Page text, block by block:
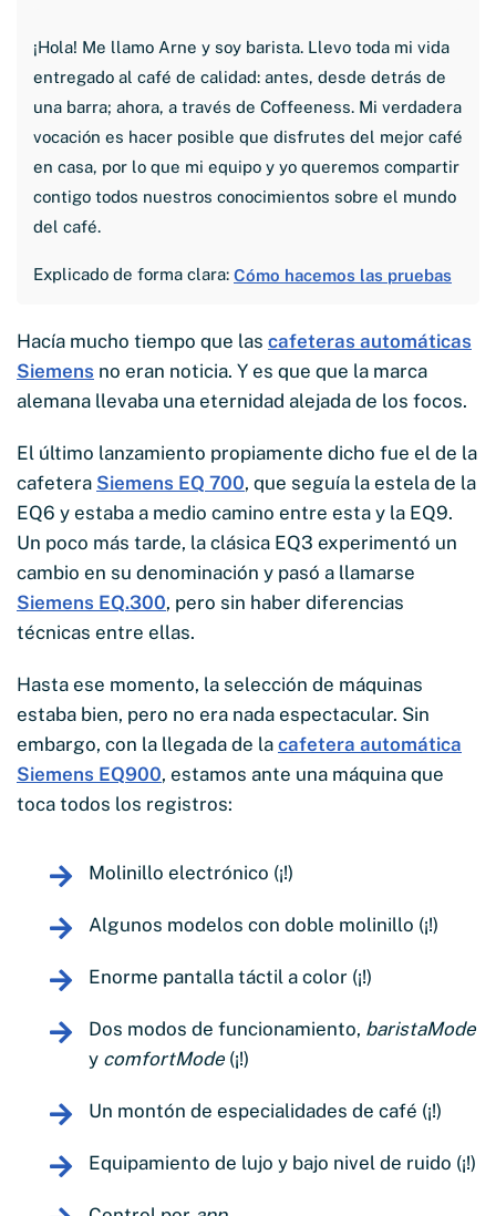
¡Hola! Me llamo Arne y soy barista. Llevo toda mi vida
entregado al café de calidad: antes, desde detrás de
una barra; ahora, a través de Coffeeness. Mi verdadera
vocación es hacer posible que disfrutes del mejor café
en casa, por lo que mi equipo y yo queremos compartir
contigo todos nuestros conocimientos sobre el mundo
del café.
Explicado de forma clara: Cómo hacemos las pruebas
Hacía mucho tiempo que las cafeteras automáticas
Siemens no eran noticia. Y es que que la marca
alemana llevaba una eternidad alejada de los focos.
El último lanzamiento propiamente dicho fue el de la
cafetera Siemens EQ 700, que seguía la estela de la
EQ6 y estaba a medio camino entre esta y la EQ9.
Un poco más tarde, la clásica EQ3 experimentó un
cambio en su denominación y pasó a llamarse
Siemens EQ.300, pero sin haber diferencias
técnicas entre ellas.
Hasta ese momento, la selección de máquinas
estaba bien, pero no era nada espectacular. Sin
embargo, con la llegada de la cafetera automática
Siemens EQ900, estamos ante una máquina que
toca todos los registros:
Molinillo electrónico (¡!)
Algunos modelos con doble molinillo (¡!)
Enorme pantalla táctil a color (¡!)
Dos modos de funcionamiento, baristaMode
y comfortMode (¡!)
Un montón de especialidades de café (¡!)
Equipamiento de lujo y bajo nivel de ruido (¡!)